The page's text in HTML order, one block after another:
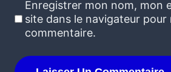
Enregistrer mon nom, mon
site dans le navigateur
commentaire.